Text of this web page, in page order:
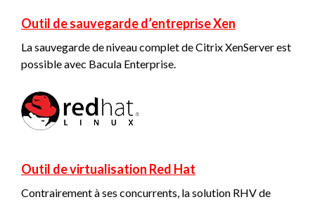
Outil de sauvegarde d’entreprise Xen
La sauvegarde de niveau complet de Citrix XenServer est
possible avec Bacula Enterprise.
Outil de virtualisation Red Hat
Contrairement à ses concurrents, la solution RHV de